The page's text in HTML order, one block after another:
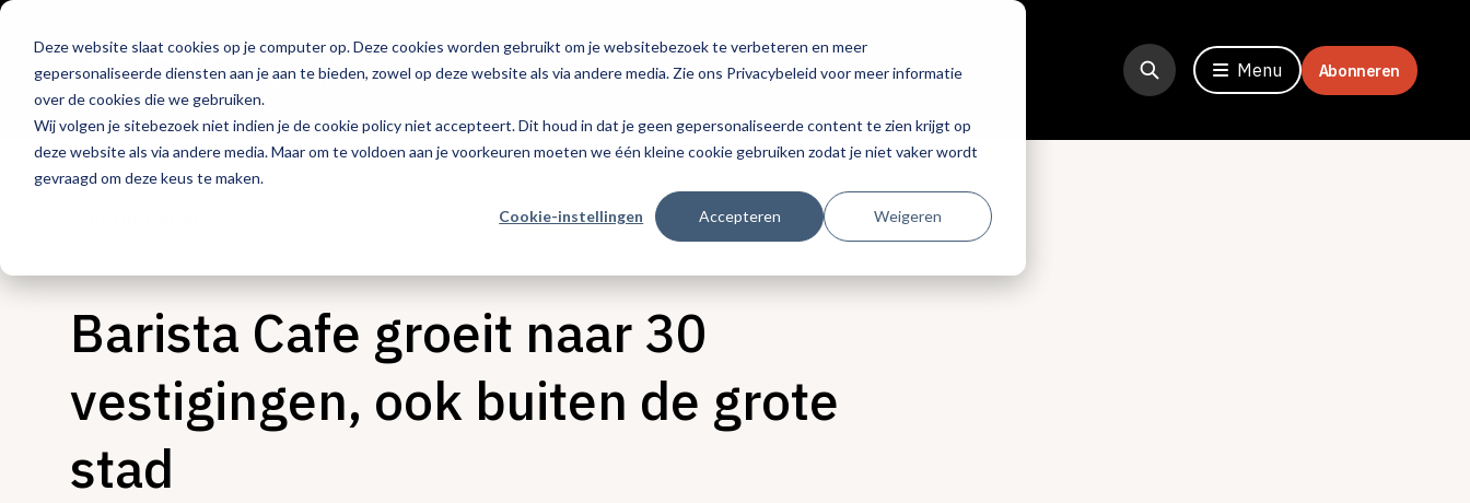
Deze website slaat cookies op je computer op. Deze cookies worden gebruikt om je websitebezoek te verbeteren en meer
gepersonaliseerde diensten aan je aan te bieden, zowel op deze website als via andere media. Zie ons Privacybeleid voor meer informatie
over de cookies die we gebruiken.
Wij volgen je sitebezoek niet indien je de cookie policy niet accepteert. Dit houd in dat je geen gepersonaliseerde content te zien krijgt op
deze website als via andere media. Maar om te voldoen aan je voorkeuren moeten we één kleine cookie gebruiken zodat je niet vaker wordt
gevraagd om deze keus te maken.
Cookie-instellingen Accepteren Weigeren
Hét platform voor
de horeca
Menu Abonneren
Barista Cafe groeit naar 30
vestigingen, ook buiten de grote
stad